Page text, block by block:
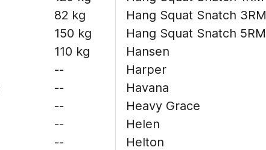
82 kg
150 kg
110 kg
--
--
--
--
--
Hang Squat Snatch 3RM
Hang Squat Snatch 5RM
Hansen
Harper
Havana
Heavy Grace
Helen
Helton